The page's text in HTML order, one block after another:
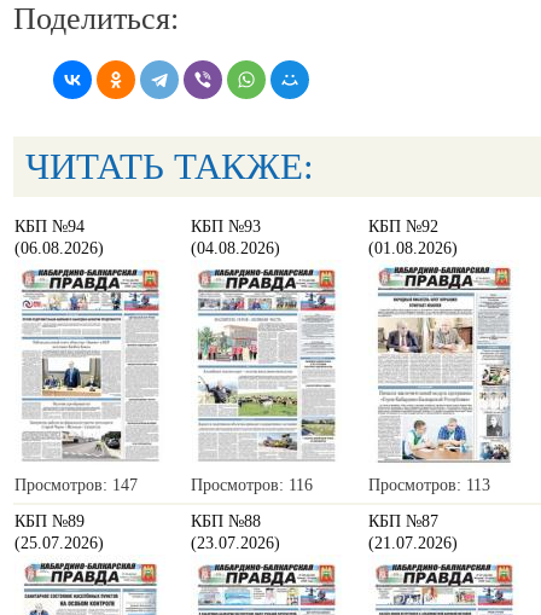
Поделиться:
ЧИТАТЬ ТАКЖЕ:
КБП №94
(06.08.2026)
Просмотров: 147
КБП №93
(04.08.2026)
Просмотров: 116
КБП №92
(01.08.2026)
Просмотров: 113
КБП №89
(25.07.2026)
КБП №88
(23.07.2026)
КБП №87
(21.07.2026)